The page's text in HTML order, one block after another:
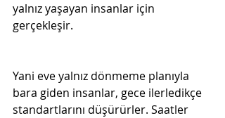
yalnız yaşayan insanlar için
gerçekleşir.
Yani eve yalnız dönmeme planıyla
bara giden insanlar, gece ilerledikçe
standartlarını düşürürler. Saatler